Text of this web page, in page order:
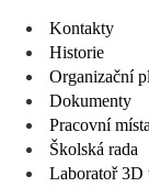
Kontakty
Historie
Organizační
Dokumenty
Pracovní místa
Školská rada
Laboratoř 3D